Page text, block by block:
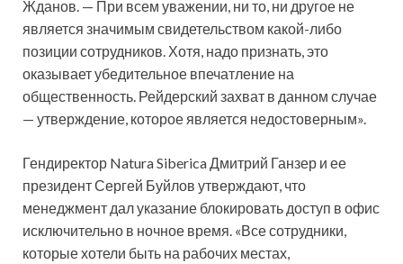
Жданов. — При всем уважении, ни то, ни другое не
является значимым свидетельством какой-либо
позиции сотрудников. Хотя, надо признать, это
оказывает убедительное впечатление на
общественность. Рейдерский захват в данном случае
— утверждение, которое является недостоверным».
Гендиректор Natura Siberica Дмитрий Ганзер и ее
президент Сергей Буйлов утверждают, что
менеджмент дал указание блокировать доступ в офис
исключительно в ночное время. «Все сотрудники,
которые хотели быть на рабочих местах,